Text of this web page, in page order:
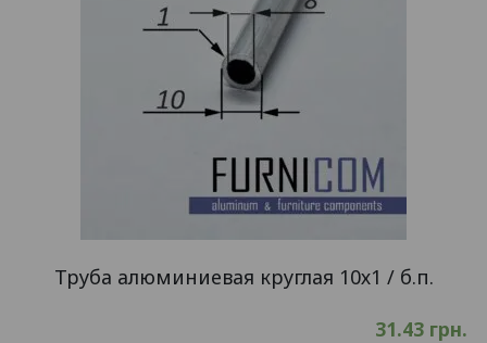
Труба алюминиевая круглая 10х1 / б.п.
31.43 грн.